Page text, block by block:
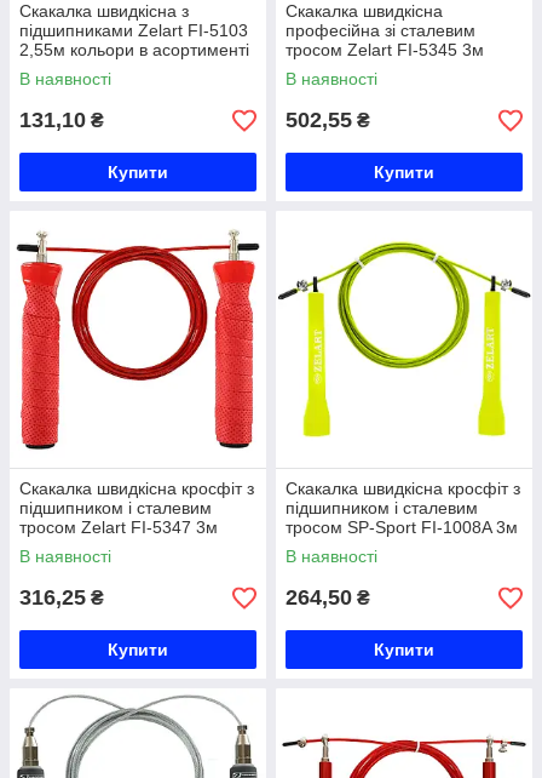
Скакалка швидкісна з
підшипниками Zelart FI-5103
2,55м кольори в асортименті
Код FI-5103
В наявності
131,10 ₴
Купити
Скакалка швидкісна
професійна зі сталевим
тросом Zelart FI-5345 3м
кольори в асортименті Код
FI-5345
В наявності
502,55 ₴
Купити
Скакалка швидкісна кросфіт з
підшипником і сталевим
тросом Zelart FI-5347 3м
кольори в асортименті Код
FI-5347
В наявності
316,25 ₴
Купити
Скакалка швидкісна кросфіт з
підшипником і сталевим
тросом SP-Sport FI-1008A 3м
кольори в асортименті Код
FI-1008A
В наявності
264,50 ₴
Купити